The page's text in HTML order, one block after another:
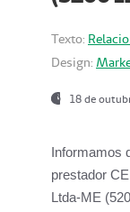
Texto:
Design:
18 de
Informamos
prestador
Ltda-ME